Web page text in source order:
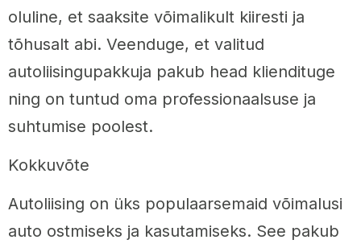
oluline, et saaksite võimalikult kiiresti ja
tõhusalt abi. Veenduge, et valitud
autoliisingupakkuja pakub head kliendituge
ning on tuntud oma professionaalsuse ja
suhtumise poolest.
Kokkuvõte
Autoliising on üks populaarsemaid võimalusi
auto ostmiseks ja kasutamiseks. See pakub